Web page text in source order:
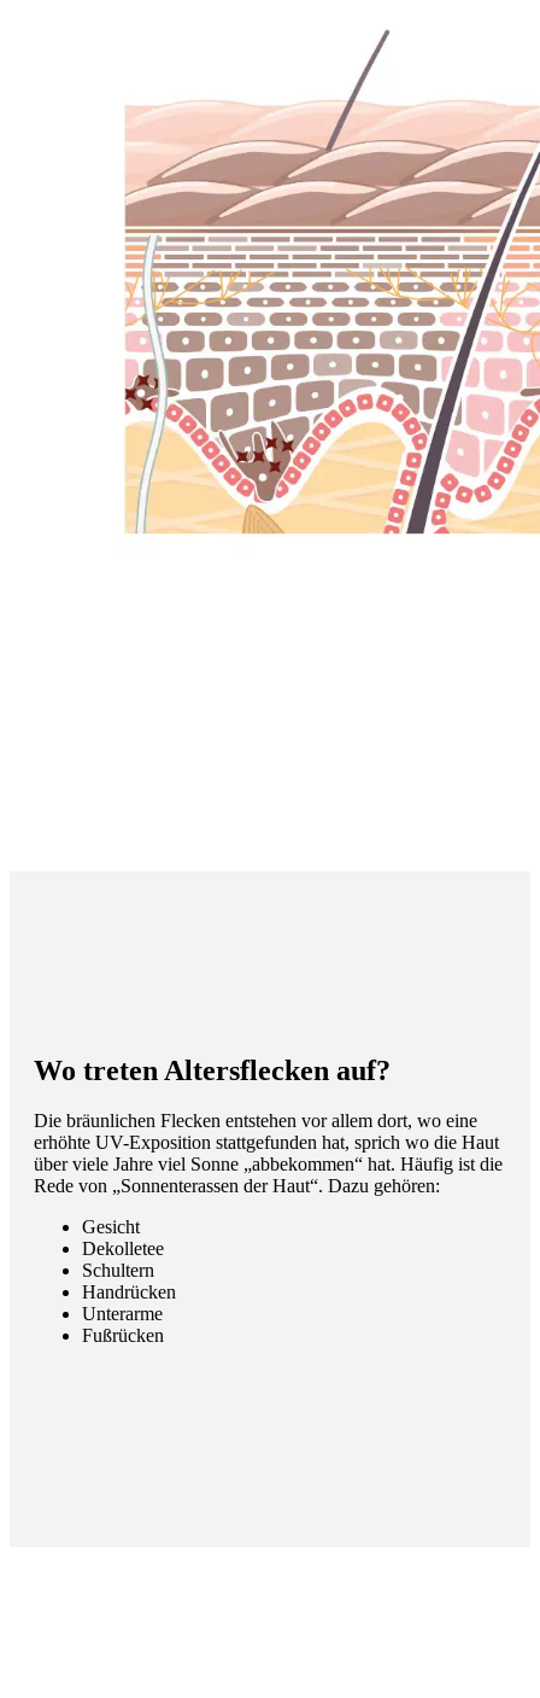
Wo treten Altersflecken auf?
Die bräunlichen Flecken entstehen vor allem dort, wo eine
erhöhte UV-Exposition stattgefunden hat, sprich wo die Haut
über viele Jahre viel Sonne „abbekommen“ hat. Häufig ist die
Rede von „Sonnenterassen der Haut“. Dazu gehören:
Gesicht
Dekolletee
Schultern
Handrücken
Unterarme
Fußrücken